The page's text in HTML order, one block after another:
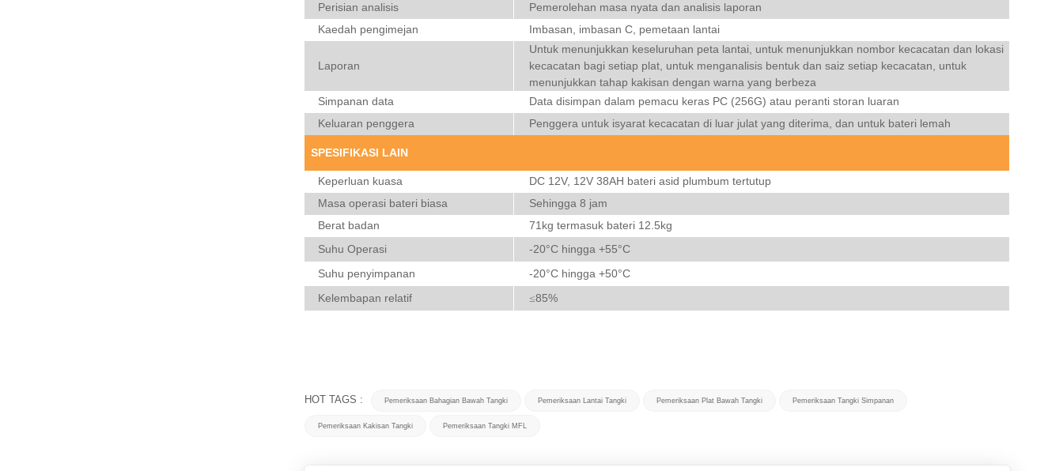
Perisian analisis
Pemerolehan masa nyata dan analisis laporan
Kaedah pengimejan
Imbasan, imbasan C, pemetaan lantai
Laporan
Untuk menunjukkan keseluruhan peta lantai, untuk menunjukkan nombor kecacatan dan lokasi
kecacatan bagi setiap plat, untuk menganalisis bentuk dan saiz setiap kecacatan, untuk
menunjukkan tahap kakisan dengan warna yang berbeza
Simpanan data
Data disimpan dalam pemacu keras PC (256G) atau peranti storan luaran
Keluaran penggera
Penggera untuk isyarat kecacatan di luar julat yang diterima, dan untuk bateri lemah
SPESIFIKASI LAIN
Keperluan kuasa
DC 12V, 12V 38AH bateri asid plumbum tertutup
Masa operasi bateri biasa
Sehingga 8 jam
Berat badan
71kg termasuk bateri 12.5kg
Suhu Operasi
-20°C hingga +55°C
Suhu penyimpanan
-20°C hingga +50°C
Kelembapan relatif
≤85%
HOT TAGS : Pemeriksaan Bahagian Bawah Tangki Pemeriksaan Lantai Tangki Pemeriksaan Plat Bawah Tangki Pemeriksaan Tangki Simpanan
Pemeriksaan Kakisan Tangki Pemeriksaan Tangki MFL